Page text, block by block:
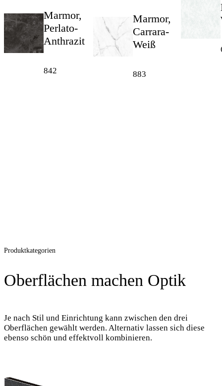
Marmor,
Perlato-
Anthrazit
842
Marmor,
Carrara-
Weiß
883
Produktkategorien
Oberflächen machen Optik
Je nach Stil und Einrichtung kann zwischen den drei
Oberflächen gewählt werden. Alternativ lassen sich diese
ebenso schön und effektvoll kombinieren.